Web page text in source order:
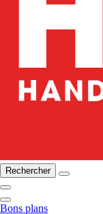
Rechercher
Bons plans